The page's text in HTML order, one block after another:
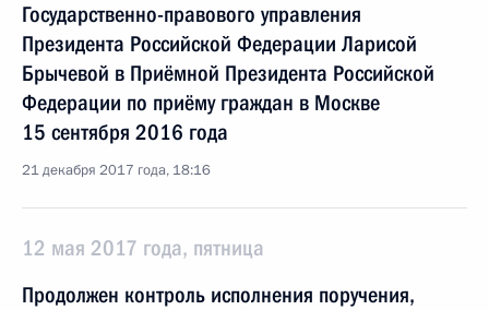
Государственно-правового управления
Президента Российской Федерации Ларисой
Брычевой в Приёмной Президента Российской
Федерации по приёму граждан в Москве
15 сентября 2016 года
21 декабря 2017 года, 18:16
12 мая 2017 года, пятница
Продолжен контроль исполнения поручения,